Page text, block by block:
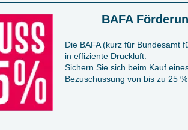
BAFA
Die BAFA (kurz für Bundesamt
in effiziente Druckluft.
Sichern Sie sich beim Kauf
Bezuschussung von bis zu 25